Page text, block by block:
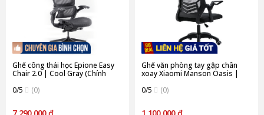
Ghế công thái học Epione Easy
Chair 2.0 | Cool Gray (Chính
0/5
(0)
Ghế văn phòng tay gập chân
xoay Xiaomi Manson Oasis |
0/5
(0)